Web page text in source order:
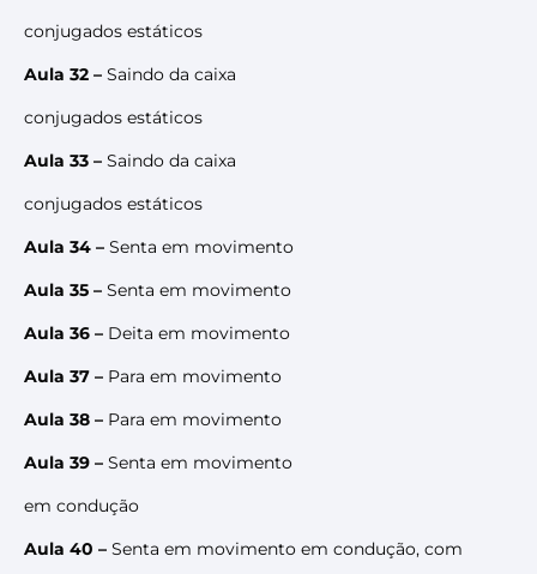
conjugados estáticos
Aula 32 – Saindo da caixa
conjugados estáticos
Aula 33 – Saindo da caixa
conjugados estáticos
Aula 34 – Senta em movimento
Aula 35 – Senta em movimento
Aula 36 – Deita em movimento
Aula 37 – Para em movimento
Aula 38 – Para em movimento
Aula 39 – Senta em movimento
em condução
Aula 40 – Senta em movimento em condução, com